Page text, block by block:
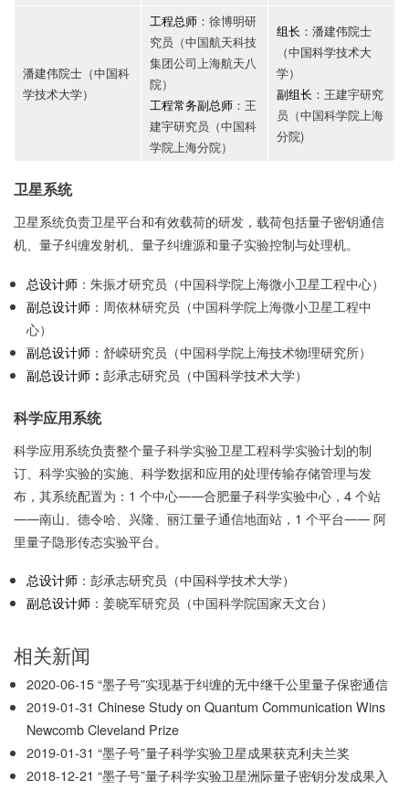
潘建伟院士（中国科
学技术大学）
工程总师 ：徐博明研
究员（中国航天科技
集团公司上海航天八
院）
工程常务副总师 ：王
建宇研究员（中国科
学院上海分院）
组长 ： 潘建伟院士
（中国科学技术大
学）
副组长 ：王建宇研究
员（中国科学院上海
分院)
卫星系统
卫星系统负责卫星平台和有效载荷的研发，载荷包括量子密钥通信
机、量子纠缠发射机、量子纠缠源和量子实验控制与处理机。
总设计师 ：朱振才研究员（中国科学院上海微小卫星工程中心）
副总设计师 ：周依林研究员（中国科学院上海微小卫星工程中
心）
副总设计师 ：舒嵘研究员（中国科学院上海技术物理研究所）
副总设计师 ：彭承志研究员（中国科学技术大学）
科学应用系统
科学应用系统负责整个量子科学实验卫星工程科学实验计划的制
订、科学实验的实施、科学数据和应用的处理传输存储管理与发
布，其系统配置为：1 个中心――合肥量子科学实验中心，4 个站
――南山、德令哈、兴隆、丽江量子通信地面站，1 个平台―― 阿
里量子隐形传态实验平台。
总设计师 ：彭承志研究员（中国科学技术大学）
副总设计师 ：姜晓军研究员（中国科学院国家天文台）
相关新闻
2020-06-15 “墨子号”实现基于纠缠的无中继千公里量子保密通信
2019-01-31 Chinese Study on Quantum Communication Wins
Newcomb Cleveland Prize
2019-01-31 “墨子号”量子科学实验卫星成果获克利夫兰奖
2018-12-21 “墨子号”量子科学实验卫星洲际量子密钥分发成果入